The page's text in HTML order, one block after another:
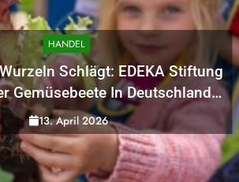
HANDEL
Schlägt: EDEKA Stiftung
Gemüsebeete In Deutschlands
Kitas
13. April 2026